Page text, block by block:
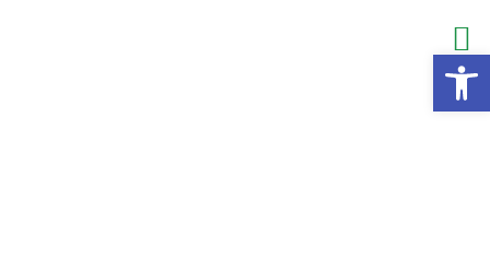
פתח סרגל נגישות